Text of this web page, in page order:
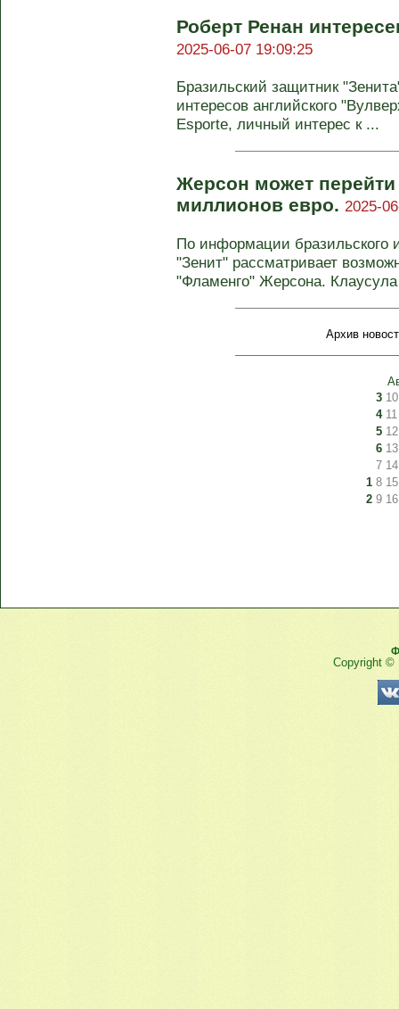
Роберт Ренан
2025-06-07 19:09:25
Бразильский защитник
интересов английского
Esporte, личный интерес к ...
Жерсон может перейти
миллионов евро. 2025-
По информации бразильского
"Зенит" рассматривает
"Фламенго" Жерсона. Клаусула
Архив
3 10
4 11
5 12
6 13
7 14
1 8 15
2 9 16
Copyright ©